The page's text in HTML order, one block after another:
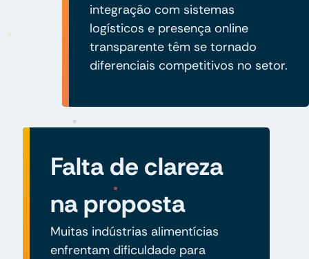
integração com sistemas
logísticos e presença online
transparente têm se tornado
diferenciais competitivos no setor.
Falta de clareza
na proposta
Muitas indústrias alimentícias
enfrentam dificuldade para